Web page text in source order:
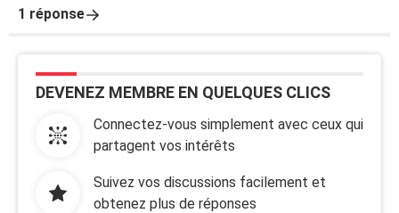
1 réponse
DEVENEZ MEMBRE EN QUELQUES CLICS
Connectez-vous simplement avec ceux qui
partagent vos intérêts
Suivez vos discussions facilement et
obtenez plus de réponses